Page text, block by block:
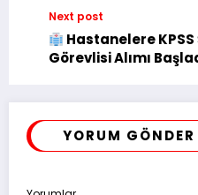
Next post
Hastanelere
Görevlisi Alımı
YORUM GÖNDER